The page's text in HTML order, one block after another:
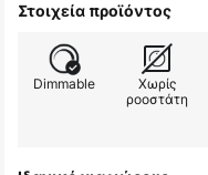
Στοιχεία προϊόντος
Dimmable
Χωρίς
ροοστάτη